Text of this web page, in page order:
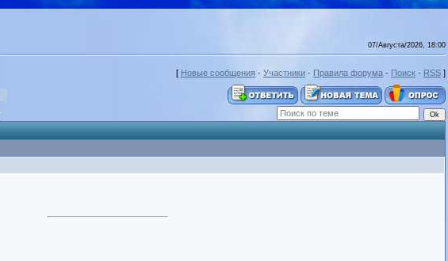
07/Августа/2026, 18:00
[ Новые сообщения · Участники · Правила форума · Поиск · RSS ]